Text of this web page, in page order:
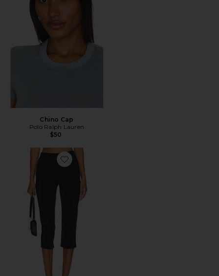
Chino Cap
Polo Ralph Lauren
$50
Favorite x REVOLVE Capri Pants